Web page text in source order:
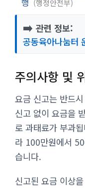
행정안전부
➡️ 관련 정보:
공동육아나눔터
주의사항 및
요금 신고는 반드
신고 없이 요금을
로 과태료가 부과
라 100만원에서
습니다.
신고된 요금 이상